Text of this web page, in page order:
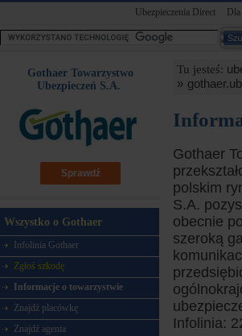
Ubezpieczenia Direct
Gothaer Towarzystwo
Ubezpieczeń S.A.
Sprawdź
Wszystko o Gothaer
Infolinia Gothaer
Zgłoś szkodę
Informacje o towarzystwie
Znajdź placówkę
Znajdź agenta
Tu jesteś:
»
Gothaer
polskim
S.A.
obecnie
szeroką
Infolinia: